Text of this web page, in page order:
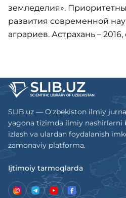
земледелия».
развития современной
аграриев. Астрахань – 2016,
SLIB.uz — O'zbekiston ilmiy
yagona tizimda ilmiy nashirlarni
izlash va ulardan foydalanish
zamonaviy platforma.
Ijtimoiy tarmoqlarda